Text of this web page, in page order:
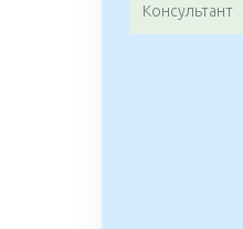
Консультант